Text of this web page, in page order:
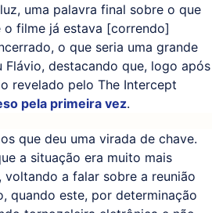
uma palavra final sobre o que
filme já estava [correndo]
o que seria uma grande
Flávio, destacando que, logo após
revelado pelo The Intercept
pela primeira vez.
que deu uma virada de chave.
a situação era muito mais
voltando a falar sobre a reunião
quando este, por determinação